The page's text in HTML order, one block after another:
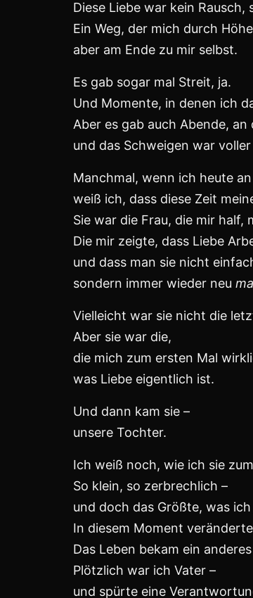
Man kann den Lauf der Zeit
wenn zwei Seelen in
er war leise, fast nüchtern.
Kein großer Streit, keine
Nur das Wissen,
dass es so nicht weitergeht.
Ich ging –
mit einem gebrochenen
aber mit der
Sie blieb.
Sie war das, was aus dieser
dass es diese Beziehung gab.
Denn sie hat mich geformt.
mich selbst zu hinterfragen.
Und so wurde aus dieser
nicht nur eine Erinnerung,